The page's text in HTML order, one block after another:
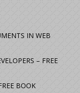
IN WEB
– FREE
BOOK